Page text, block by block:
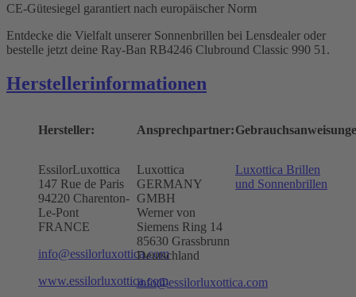
CE-Gütesiegel garantiert nach europäischer Norm
Entdecke die Vielfalt unserer Sonnenbrillen bei Lensdealer oder
bestelle jetzt deine Ray-Ban RB4246 Clubround Classic 990 51.
Herstellerinformationen
Hersteller:
EssilorLuxottica
147 Rue de Paris
94220 Charenton-
Le-Pont
FRANCE
info@essilorluxottica.com
www.essilorluxottica.com
Ansprechpartner:
Luxottica
GERMANY
GMBH
Werner von
Siemens Ring 14
85630 Grassbrunn
Deutschland
info@essilorluxottica.com
Luxottica Brillen
und Sonnenbrillen